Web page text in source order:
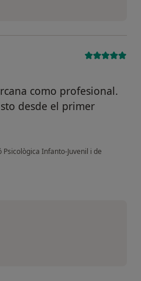
como profesional.
desde el primer
Infanto-Juvenil i de